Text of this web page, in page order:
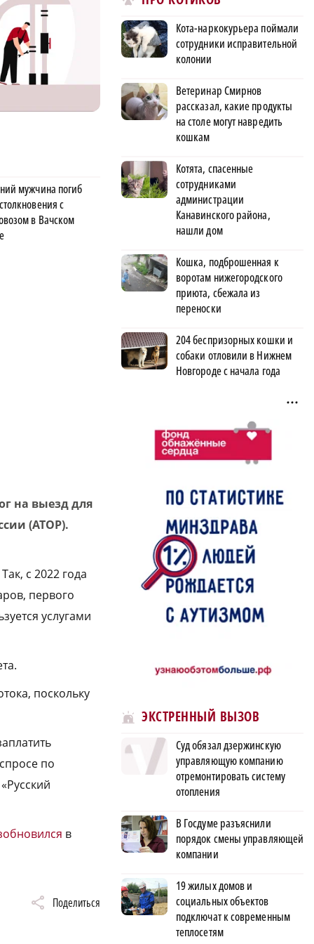
мужчина погиб
с
в Вачском
на выезд для
(АТОР).
с 2022 года
первого
услугами
поскольку
по
в
Поделиться
Кота-наркокурьера поймали
сотрудники исправительной
колонии
Ветеринар Смирнов
рассказал, какие продукты
на столе могут навредить
кошкам
Котята, спасенные
сотрудниками
администрации
Канавинского района,
нашли дом
Кошка, подброшенная к
воротам нижегородского
приюта, сбежала из
переноски
204 беспризорных кошки и
собаки отловили в Нижнем
Новгороде с начала года
ЭКСТРЕННЫЙ ВЫЗОВ
Суд обязал дзержинскую
управляющую компанию
отремонтировать систему
отопления
В Госдуме разъяснили
порядок смены управляющей
компании
19 жилых домов и
социальных объектов
подключат к современным
теплосетям